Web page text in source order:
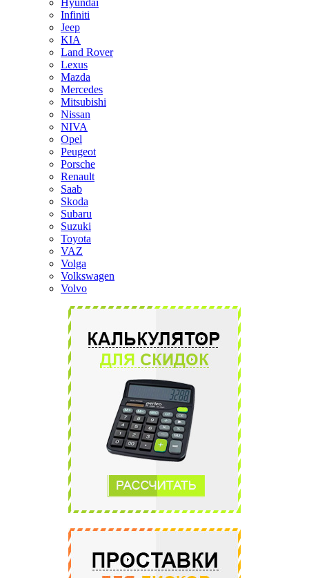
Hyundai
Infiniti
Jeep
KIA
Land Rover
Lexus
Mazda
Mercedes
Mitsubishi
Nissan
NIVA
Opel
Peugeot
Porsche
Renault
Saab
Skoda
Subaru
Suzuki
Toyota
VAZ
Volga
Volkswagen
Volvo